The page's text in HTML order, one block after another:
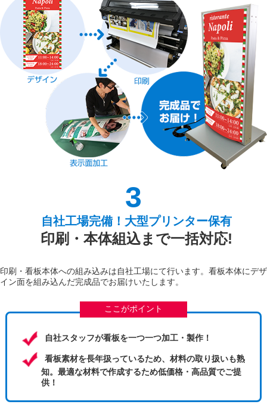
3
自社工場完備！大型プリンター保有
印刷・本体組込まで一括対応!
印刷・看板本体への組み込みは自社工場にて行います。看板本体にデザ
イン面を組み込んだ完成品でお届けいたします。
ここがポイント
自社スタッフが看板を一つ一つ加工・製作！
看板素材を長年扱っているため、材料の取り扱いも熟
知。最適な材料で作成するため低価格・高品質でご提
供！